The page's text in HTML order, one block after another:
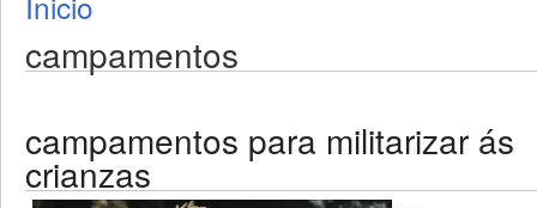
You are here
campamentos
campamentos para militarizar ás
crianzas